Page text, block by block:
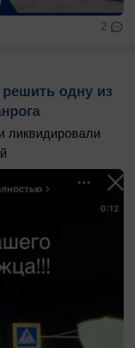
2
одну из
ликвидировали